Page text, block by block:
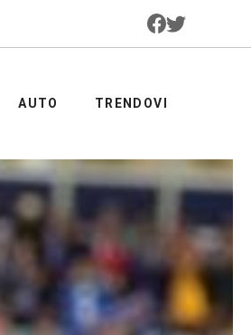
AUTO TRENDOVI